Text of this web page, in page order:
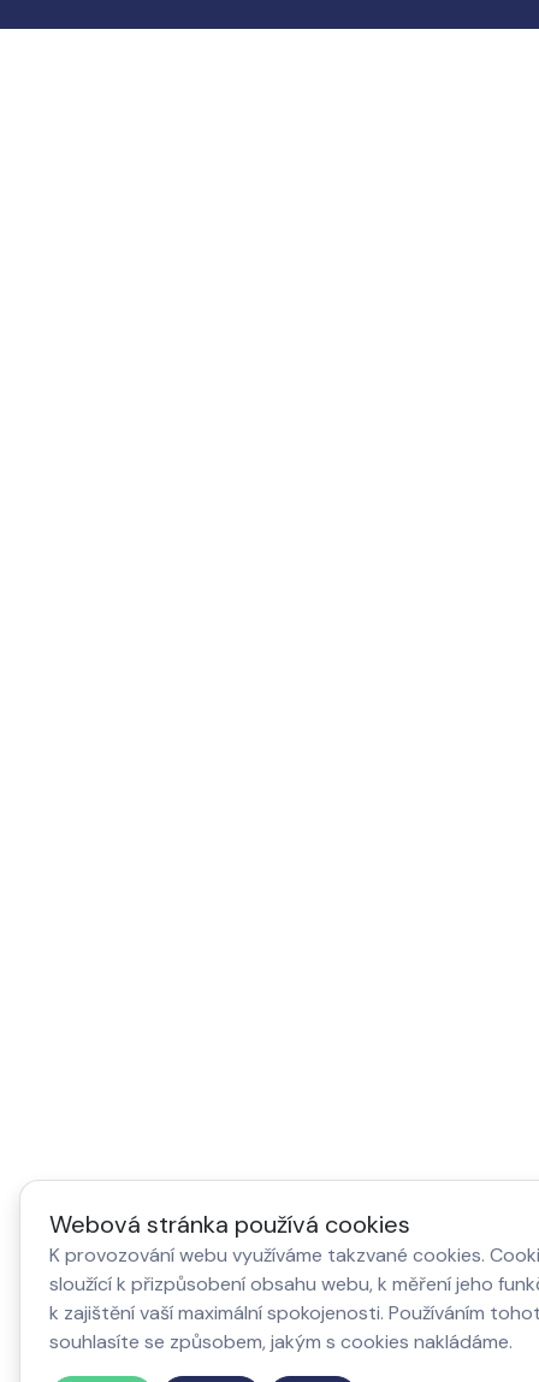
Webová stránka používá cookies
K provozování webu využíváme takzvané cookies.
sloužící k přizpůsobení obsahu webu, k měření jeho
k zajištění vaší maximální spokojenosti. Používáním
souhlasíte se způsobem, jakým s cookies nakládáme.